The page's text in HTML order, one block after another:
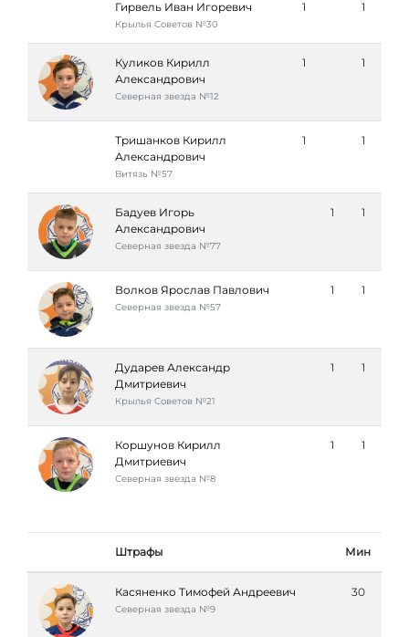
Гирвель Иван Игоревич
Крылья Советов №30
1 1
Куликов Кирилл
Александрович
Северная звезда №12
1 1
Тришанков Кирилл
Александрович
Витязь №57
1 1
Бадуев Игорь
Александрович
Северная звезда №77
1 1
Волков Ярослав Павлович
Северная звезда №57
1 1
Дударев Александр
Дмитриевич
Крылья Советов №21
1 1
Коршунов Кирилл
Дмитриевич
Северная звезда №8
1 1
Штрафы Мин
Касяненко Тимофей Андреевич
Северная звезда №9
30